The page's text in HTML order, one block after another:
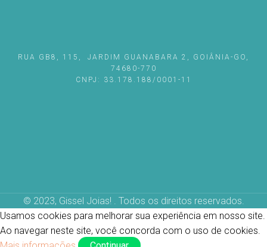
RUA GB8, 115, JARDIM GUANABARA 2, GOIÂNIA-GO,
74680-770
CNPJ: 33.178.188/0001-11
© 2023, Gissel Joias! . Todos os direitos reservados.
Usamos cookies para melhorar sua experiência em nosso site.
Ao navegar neste site, você concorda com o uso de cookies.